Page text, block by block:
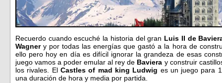
Recuerdo cuando escuché la historia del gran Luis II de
Wagnery por todas las energías que gastó a la hora de
ello pero hoy en día es difícil ignorar la grandeza de esas
juego vamos a poder emular al rey de Baviera y construir
los rivales. El Castles of mad king Ludwig es un juego para
una duración de hora y media por partida.